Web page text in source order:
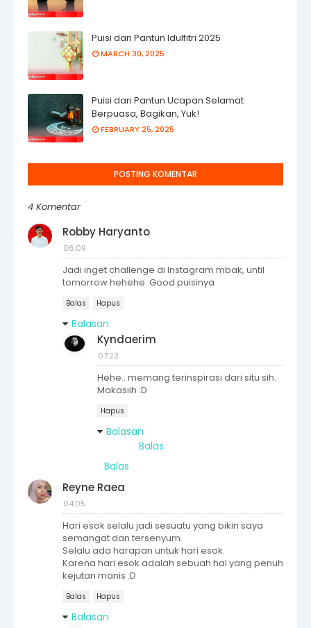
Puisi dan Pantun Idulfitri 2025
MARCH 30, 2025
Puisi dan Pantun Ucapan Selamat
Berpuasa, Bagikan, Yuk!
FEBRUARY 25, 2025
POSTING KOMENTAR
4 Komentar
Robby Haryanto
06:09
Jadi inget challenge di Instagram mbak, until
tomorrow hehehe. Good puisinya
Balas Hapus
Balasan
Kyndaerim
07:23
Hehe.. memang terinspirasi dari situ sih.
Makasiih :D
Hapus
Balasan
Balas
Balas
Reyne Raea
04:05
Hari esok selalu jadi sesuatu yang bikin saya
semangat dan tersenyum.
Selalu ada harapan untuk hari esok.
Karena hari esok adalah sebuah hal yang penuh
kejutan manis :D
Balas Hapus
Balasan